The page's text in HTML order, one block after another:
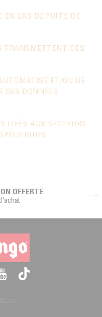
EN CAS DE FUITE DE
TRANSMETTENT DES
ET/OU DE
DES DONNÉES
LIÉES AUX SECTEURS
OFFERTE